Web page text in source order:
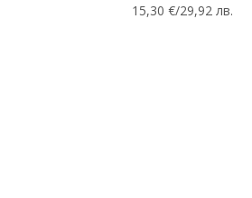
15,30 €/29,92 лв.